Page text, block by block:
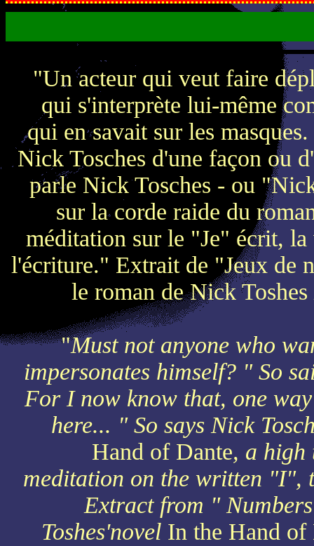
"Un acteur qui veut faire
qui s'interprète lui-même
qui en savait sur les
Nick Tosches d'une façon ou
parle Nick Tosches - ou
sur la corde raide du
méditation sur le "Je" écrit, la
l'écriture." Extrait de "Jeux de
le roman de Nick Toshes
"Must not anyone who
impersonates himself? " So
For I now know that, one
here... " So says Nick
Hand of Dante, a high
meditation on the written
Extract from "
Toshes'novel In the Hand of